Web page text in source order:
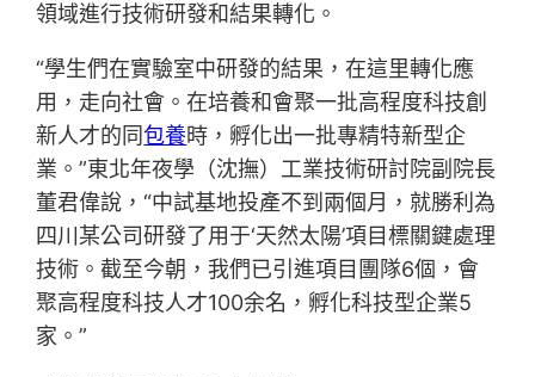
領域進行技術研發和結果轉化。
“學生們在實驗室中研發的結果，在這里轉化應
用，走向社會。在培養和會聚一批高程度科技創
新人才的同包養時，孵化出一批專精特新型企
業。”東北年夜學（沈撫）工業技術研討院副院長
董君偉說，“中試基地投產不到兩個月，就勝利為
四川某公司研發了用于‘天然太陽’項目標關鍵處理
技術。截至今朝，我們已引進項目團隊6個，會
聚高程度科技人才100余名，孵化科技型企業5
家。”